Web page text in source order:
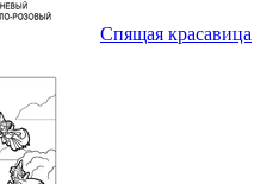
Спящая красавица